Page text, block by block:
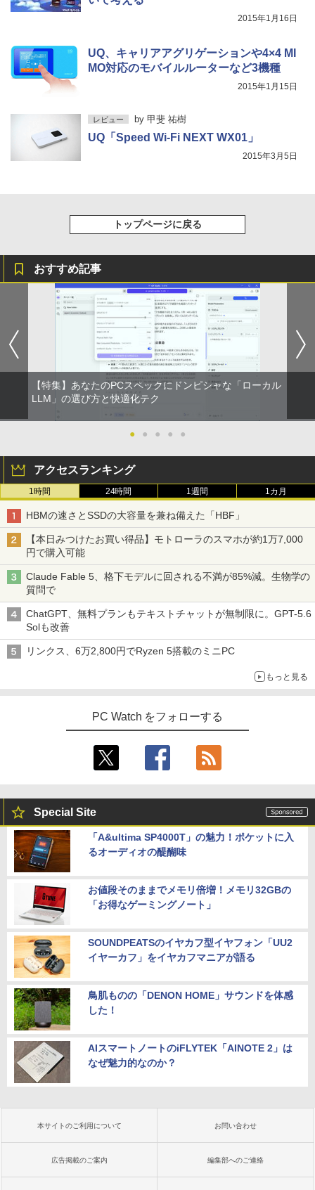
2015年1月16日
UQ、キャリアアグリゲーションや4×4 MI
MO対応のモバイルルーターなど3機種
2015年1月15日
レビュー by 甲斐 祐樹
UQ「Speed Wi-Fi NEXT WX01」
2015年3月5日
トップページに戻る
おすすめ記事
【特集】あなたのPCスペックにドンピシャな「ローカル
LLM」の選び方と快適化テク
● ● ● ● ●
アクセスランキング
1時間 24時間 1週間 1カ月
HBMの速さとSSDの大容量を兼ね備えた「HBF」
【本日みつけたお買い得品】モトローラのスマホが約1万7,000
円で購入可能
Claude Fable 5、格下モデルに回される不満が85%減。生物学の
質問で
ChatGPT、無料プランもテキストチャットが無制限に。GPT-5.6
Solも改善
リンクス、6万2,800円でRyzen 5搭載のミニPC
もっと見る
PC Watch をフォローする
Special Site
「A&ultima SP4000T」の魅力！ポケットに入
るオーディオの醍醐味
お値段そのままでメモリ倍増！メモリ32GBの
「お得なゲーミングノート」
SOUNDPEATSのイヤカフ型イヤフォン「UU2
イヤーカフ」をイヤカフマニアが語る
鳥肌ものの「DENON HOME」サウンドを体感
した！
AIスマートノートのiFLYTEK「AINOTE 2」は
なぜ魅力的なのか？
本サイトのご利用について お問い合わせ
広告掲載のご案内 編集部へのご連絡